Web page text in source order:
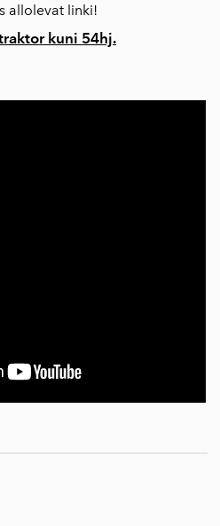
allolevat linki!
kuni 54hj.